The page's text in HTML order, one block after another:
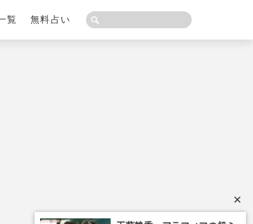
覧 無料占い
×